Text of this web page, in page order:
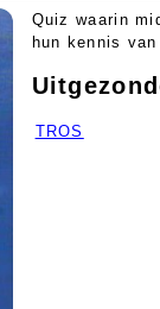
Quiz waarin
hun kennis
TROS